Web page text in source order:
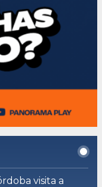
visita a